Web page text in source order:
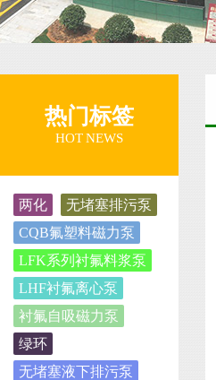
热门标签
HOT NEWS
两化
无堵塞排污泵
CQB氟塑料磁力泵
LFK系列衬氟料浆泵
LHF衬氟离心泵
衬氟自吸磁力泵
绿环
无堵塞液下排污泵